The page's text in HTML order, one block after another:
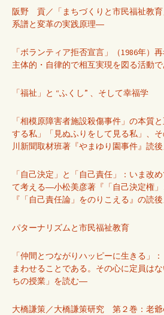
阪野 貢／「まちづくりと市民福祉教
系譜と変革の実践原理―
「ボランティア拒否宣言」（1986年）
主体的・自律的で相互実現を図る活動
「福祉」と “ふくし” 、そして幸福学
「相模原障害者施設殺傷事件」の本質
する私」「見ぬふりをして見る私」、
川新聞取材班著『やまゆり園事件』読
「自己決定」と「自己責任」：いま改
て考える―小松美彦著『「自己決定権
『「自己責任論」をのりこえる』の読
パターナリズムと市民福祉教育
「仲間とつながりハッピーに生きる」
まわせることである。その心に定員は
ちの授業」を読む―
大橋謙策／大橋謙策研究 第２巻：老爺